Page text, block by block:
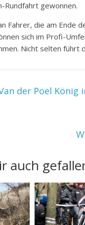
Rundfahrt gewonnen.
Fahrer, die am Ende
sich im Profi-
Nicht selten führt
der Poel König
auch